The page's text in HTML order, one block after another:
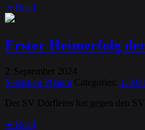
➞ Read
Erster Heimerfolg
September
2024
Sebastian Pflaum Categories: 1.
Der SV Dörfleins hat gegen den
➞ Read